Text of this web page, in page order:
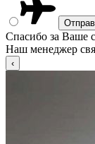
Спасибо за Ваше
Наш менеджер